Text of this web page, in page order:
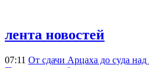
лента новостей
07:11 От сдачи Арцаха до суда